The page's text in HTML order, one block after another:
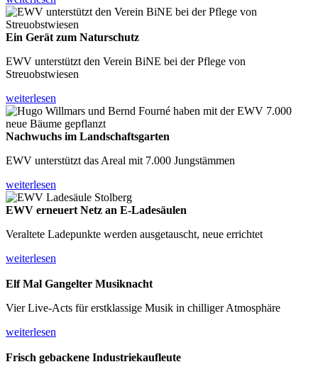
Ein Gerät zum Naturschutz
EWV unterstützt den Verein BiNE bei der Pflege von
Streuobstwiesen
weiterlesen
Nachwuchs im Landschaftsgarten
EWV unterstützt das Areal mit 7.000 Jungstämmen
weiterlesen
EWV erneuert Netz an E-Ladesäulen
Veraltete Ladepunkte werden ausgetauscht, neue errichtet
weiterlesen
Elf Mal Gangelter Musiknacht
Vier Live-Acts für erstklassige Musik in chilliger Atmosphäre
weiterlesen
Frisch gebackene Industriekaufleute